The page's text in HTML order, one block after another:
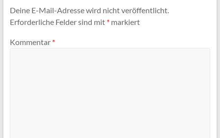
Deine E-Mail-Adresse wird nicht veröffentlicht.
Erforderliche Felder sind mit *markiert
Kommentar *